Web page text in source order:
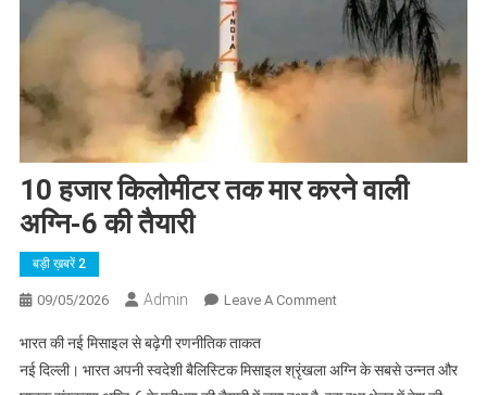
10 हजार किलोमीटर तक मार करने वाली
अग्नि-6 की तैयारी
बड़ी ख़बरें 2
09/05/2026 Admin Leave A CommentOn
किलोमीटर
भारत की नई मिसाइल से बढ़ेगी रणनीतिक ताकत
नई दिल्ली। भारत अपनी स्वदेशी बैलिस्टिक मिसाइल श्रृंखला अग्नि के सबसे उन्नत और